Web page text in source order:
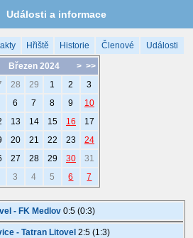
Události a informace
Hřiště Historie Členové Události
> >>
Březen 2024
28 29 1 2
3
6 7 8 9
10
13 14 15 16
17
20 21 22 23
24
27 28 29 30
31
3 4 5 6 7
- FK Medlov 0:5 (0:3)
- Tatran Litovel 2:5 (1:3)